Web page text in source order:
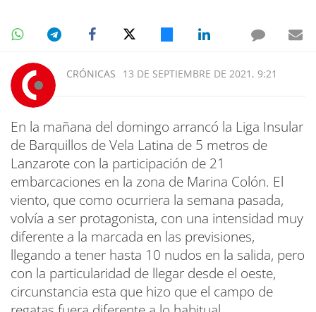
CRÓNICAS 13 DE SEPTIEMBRE DE 2021, 9:21
En la mañana del domingo arrancó la Liga Insular
de Barquillos de Vela Latina de 5 metros de
Lanzarote con la participación de 21
embarcaciones en la zona de Marina Colón. El
viento, que como ocurriera la semana pasada,
volvía a ser protagonista, con una intensidad muy
diferente a la marcada en las previsiones,
llegando a tener hasta 10 nudos en la salida, pero
con la particularidad de llegar desde el oeste,
circunstancia esta que hizo que el campo de